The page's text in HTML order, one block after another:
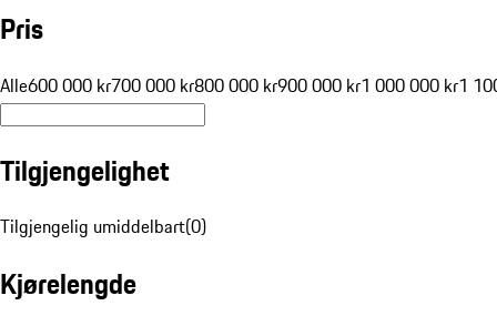
Pris
Alle600 000 kr700 000 kr800 000 kr900 000 kr1 000 000 kr1
Tilgjengelighet
Tilgjengelig umiddelbart(0)
Kjørelengde